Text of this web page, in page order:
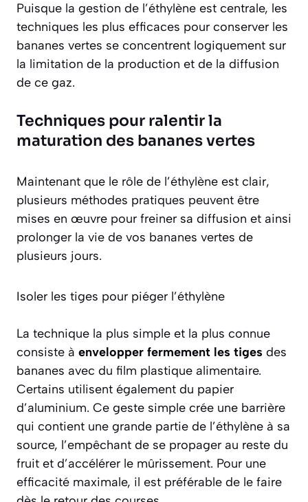
Puisque la gestion de l’éthylène est centrale, les
techniques les plus efficaces pour conserver les
bananes vertes se concentrent logiquement sur
la limitation de la production et de la diffusion
de ce gaz.
Techniques pour ralentir la
maturation des bananes vertes
Maintenant que le rôle de l’éthylène est clair,
plusieurs méthodes pratiques peuvent être
mises en œuvre pour freiner sa diffusion et ainsi
prolonger la vie de vos bananes vertes de
plusieurs jours.
Isoler les tiges pour piéger l’éthylène
La technique la plus simple et la plus connue
consiste à envelopper fermement les tiges des
bananes avec du film plastique alimentaire.
Certains utilisent également du papier
d’aluminium. Ce geste simple crée une barrière
qui contient une grande partie de l’éthylène à sa
source, l’empêchant de se propager au reste du
fruit et d’accélérer le mûrissement. Pour une
efficacité maximale, il est préférable de le faire